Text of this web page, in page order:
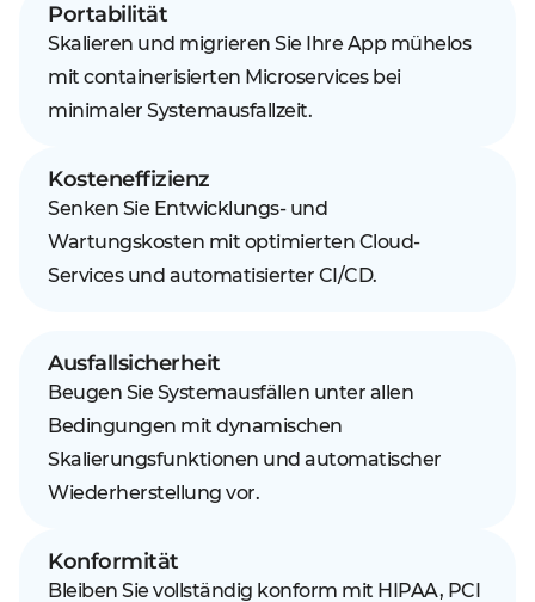
Portabilität
Skalieren und migrieren Sie Ihre App mühelos
mit containerisierten Microservices bei
minimaler Systemausfallzeit.
Kosteneffizienz
Senken Sie Entwicklungs- und
Wartungskosten mit optimierten Cloud-
Services und automatisierter CI/CD.
Ausfallsicherheit
Beugen Sie Systemausfällen unter allen
Bedingungen mit dynamischen
Skalierungsfunktionen und automatischer
Wiederherstellung vor.
Konformität
Bleiben Sie vollständig konform mit HIPAA, PCI